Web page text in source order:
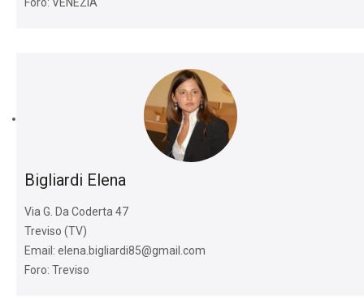
Bigliardi Elena
Via G. Da Coderta 47
Treviso (TV)
Email: elena.bigliardi85@gmail.com
Foro: Treviso